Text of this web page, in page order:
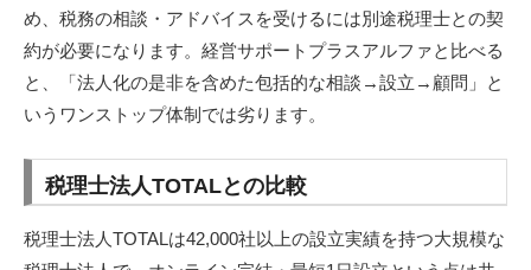
め、税務の相談・アドバイスを受けるには別途税理士との契
約が必要になります。経営サポートプラスアルファと比べる
と、「法人化の是非を含めた包括的な相談→設立→顧問」と
いうワンストップ体制では劣ります。
税理士法人TOTALとの比較
税理士法人TOTALは42,000社以上の設立実績を持つ大規模な